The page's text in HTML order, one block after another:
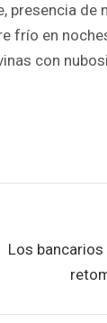
presencia de
frío en
con
Los